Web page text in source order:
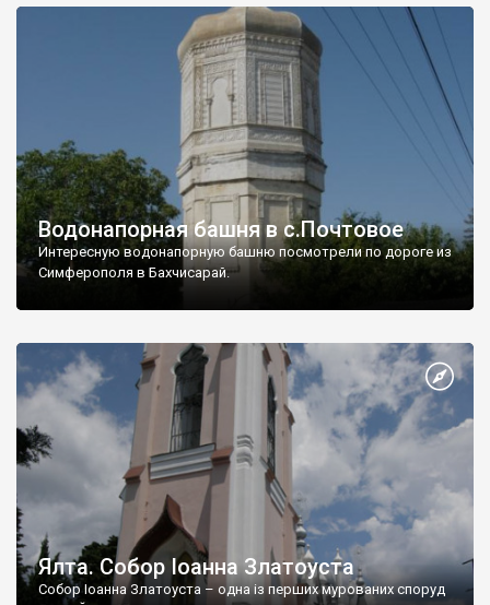
Водонапорная башня в с.Почтовое
Интересную водонапорную башню посмотрели по дороге из
Симферополя в Бахчисарай.
Ялта. Собор Іоанна Златоуста
Собор Іоанна Златоуста – одна із перших мурованих споруд